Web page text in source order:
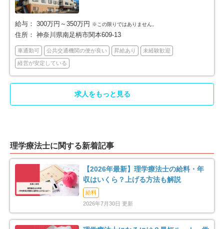
茅ヶ崎市 57
三浦市 秦野市
厚木市 64 大和市 49
伊勢原市 海老名市
座間市 43 南足柄市 12
高座郡寒川町 10 中郡大磯町 3
中郡二宮町 5 足柄上郡中井町 8
足柄上郡松田町
足柄上郡開成町 4 足柄下郡箱根町 3
給与： 300万円～350万円 ※この限りではありません。
住所： 神奈川県南足柄市関本609-13
車通勤可 公共交通機関の便が良い 昇給あり 未経験歓迎
経営が安定している
求人をもっと見る
理学療法士に関する新着記事
【2026年最新】理学療法士の給料・年
収はいくら？上げる方法も解説
給料
2026年7月30日 更新